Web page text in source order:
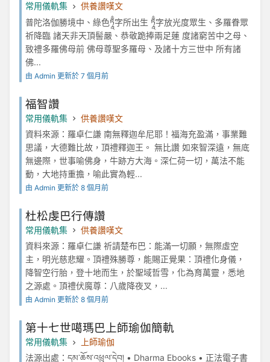
常用儀軌集
供養讚嘆文
普陀洛伽勝境中、綠色ཏཱྃ字所出生 ཏཱྃ字放光度眾生、多羅眷眾
祈降臨 諸天非天頂髻嚴、恭敬跪捧兩足蓮 度諸窮苦中之母、
致禮多羅佛母前 佛母尊聖多羅母、及諸十方三世中 所有諸
佛...
由 Admin 更新於 7 個月前
福智讚
常用儀軌集
供養讚嘆文
資料來源：羅卓仁謙 南無釋迦牟尼耶！福海充盈滿，事業難
思議，大德難比故，頂禮釋迦王。 無比讚 如來智深遠，無底
無邊際，世事喻佛身，牛跡方大海。深仁荷一切，萬法不能
動，大地持重擔，喻此實為輕...
由 Admin 更新於 8 個月前
杜松虔巴行傳讚
常用儀軌集
供養讚嘆文
資料來源：羅卓仁謙 祈請楚布巴：能滿一切願，無際虛空
主，明光慈悲耀。頂禮殊勝尊，能賜正覺果：頂禮化身儀，
降智空行胎，登十地而生，於聖域哲雪，化為育萬靈，悉地
之源處。頂禮伏魔尊：八歲降夜叉，...
由 Admin 更新於 8 個月前
第十七世噶瑪巴上師瑜伽簡軌
常用儀軌集
上師瑜伽
法源出處：དམ་ཆོས་འཕྲུལ་དེབ། • Dharma Ebooks • 正法電子書